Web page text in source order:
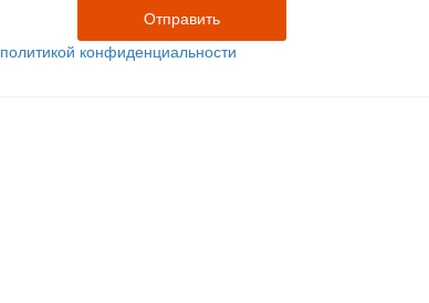
политикой конфиденциальности